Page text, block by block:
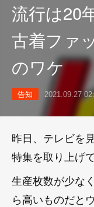
流行は20
古着ファ
のワケ
告知 2021.09.27
昨日、テレビを
特集を取り上げ
生産枚数が少な
ら高いものだと